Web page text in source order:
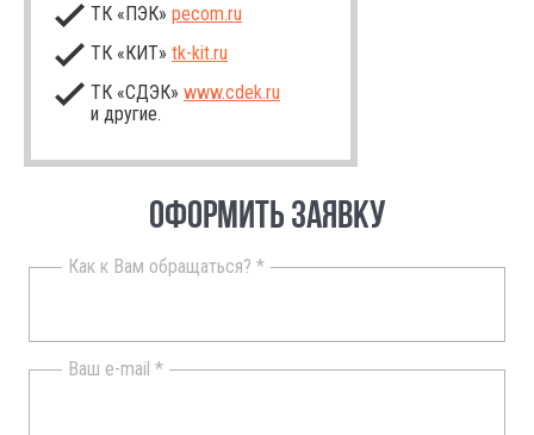
ТК «ПЭК» pecom.ru
ТК «КИТ» tk-kit.ru
ТК «СДЭК» www.cdek.ru
и другие.
ОФОРМИТЬ ЗАЯВКУ
Как к Вам обращаться? *
Ваш e-mail *